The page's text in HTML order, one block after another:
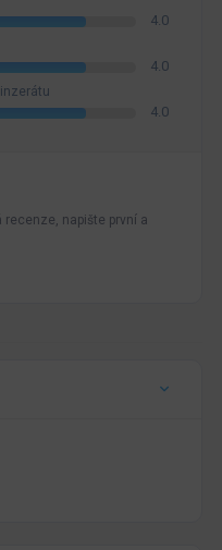
4.0
4.0
4.0
napište první a